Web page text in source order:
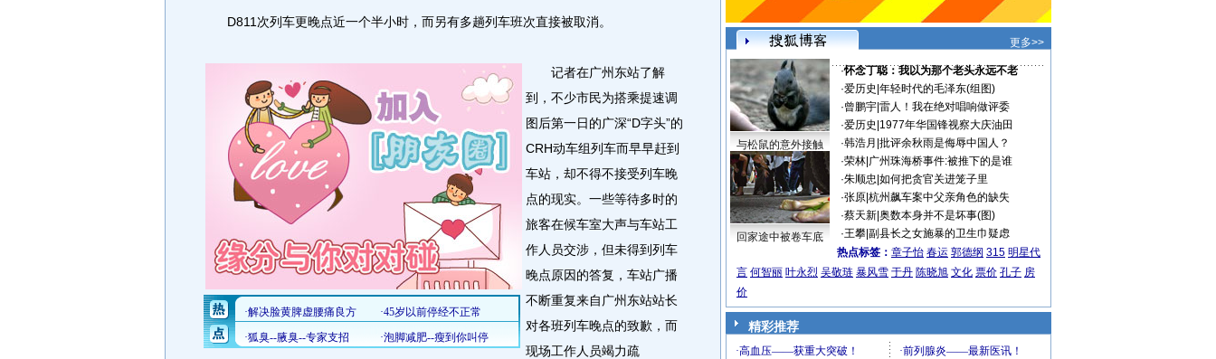
D811次列车更晚点近一个半小时，而另有多趟列车班次直接被取消。
记者在广州东站了解
到，不少市民为搭乘提速调
图后第一日的广深“D字头”的
CRH动车组列车而早早赶到
车站，却不得不接受列车晚
点的现实。一些等待多时的
旅客在候车室大声与车站工
作人员交涉，但未得到列车
晚点原因的答复，车站广播
不断重复来自广州东站站长
对各班列车晚点的致歉，而
现场工作人员竭力疏
更多>>
与松鼠的意外接触
回家途中被卷车底
·怀念丁聪：我以为那个老头永远不老
·爱历史 年轻时代的毛泽东(组图)
·曾鹏宇| 雷人！我在绝对唱响做评委
·爱历史 1977年华国锋视察大庆油田
·韩浩月 批评余秋雨是侮辱中国人？
·荣林| 广州珠海桥事件:被推下的是谁
·朱顺忠 如何把贪官关进笼子里
·张原| 杭州飙车案中父亲角色的缺失
·蔡天新| 奥数本身并不是坏事(图)
·王攀| 副县长之女施暴的卫生巾疑虑
热点标签： 章子怡 春运 郭德纲 315 明星代
言 何智丽 叶永烈 吴敬琏 暴风雪 于丹 陈晓旭 文化 票价 孔子 房
价
精彩推荐